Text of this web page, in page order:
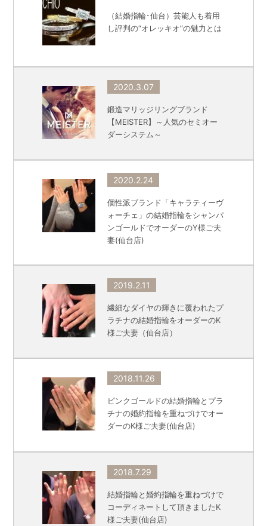
（結婚指輪･仙台）芸能人も着用
し評判の“オレッキオ”の魅力とは
2020.3.07
鍛造マリッジリングブランド
【MEISTER】～人気のセミオー
ダーシステム～
2020.2.24
個性派ブランド「キャラティーヴ
ォーチェ」の結婚指輪をシャンパ
ンゴールドでオーダーのY様ご夫
妻(仙台店)
2019.2.11
繊細なダイヤの輝きに覆われたプ
ラチナの結婚指輪をオーダーのK
様ご夫妻（仙台店）
2018.11.26
ピンクゴールドの結婚指輪とプラ
チナの婚約指輪を重ねづけでオー
ダーのK様ご夫妻(仙台店)
2018.7.29
結婚指輪と婚約指輪を重ねづけで
コーディネートして頂きましたK
様ご夫妻(仙台店)